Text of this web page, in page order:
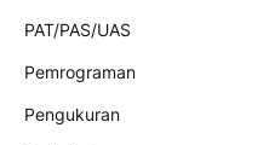
PAT/PAS/UAS
Pemrograman
Pengukuran